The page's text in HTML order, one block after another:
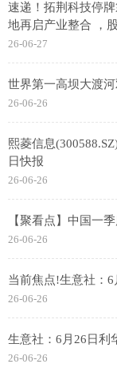
速递！拓荆科技停
地再启产业整合 ，
26-06-27
世界第一高坝大渡
26-06-26
熙菱信息
日快报
26-06-26
【聚看点】中国一
26-06-26
当前焦点!生意社：
26-06-26
生意社：6月26日利
26-06-26